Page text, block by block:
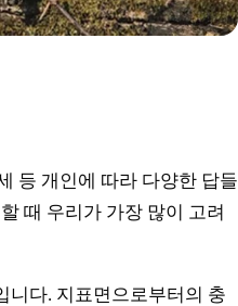
등 개인에 따라 다양한 답들
때 우리가 가장 많이 고려
니다. 지표면으로부터의 충